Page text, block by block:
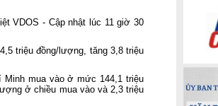
VDOS - Cập nhật lúc 11 giờ 30
triệu đồng/lượng, tăng 3,8 triệu
Minh mua vào ở mức 144,1 triệu
ở chiều mua vào và 2,3 triệu